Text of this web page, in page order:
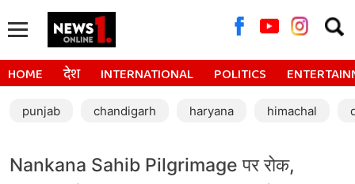
for:
HOME देश INTERNATIONAL POLITICS
punjab chandigarh haryana himachal
Nankana Sahib Pilgrimage पर रोक,